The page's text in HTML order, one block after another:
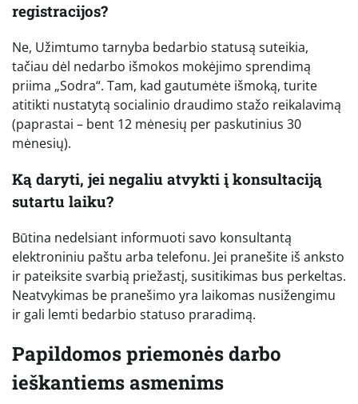
registracijos?
Ne, Užimtumo tarnyba bedarbio statusą suteikia,
tačiau dėl nedarbo išmokos mokėjimo sprendimą
priima „Sodra“. Tam, kad gautumėte išmoką, turite
atitikti nustatytą socialinio draudimo stažo reikalavimą
(paprastai – bent 12 mėnesių per paskutinius 30
mėnesių).
Ką daryti, jei negaliu atvykti į konsultaciją
sutartu laiku?
Būtina nedelsiant informuoti savo konsultantą
elektroniniu paštu arba telefonu. Jei pranešite iš anksto
ir pateiksite svarbią priežastį, susitikimas bus perkeltas.
Neatvykimas be pranešimo yra laikomas nusižengimu
ir gali lemti bedarbio statuso praradimą.
Papildomos priemonės darbo
ieškantiems asmenims